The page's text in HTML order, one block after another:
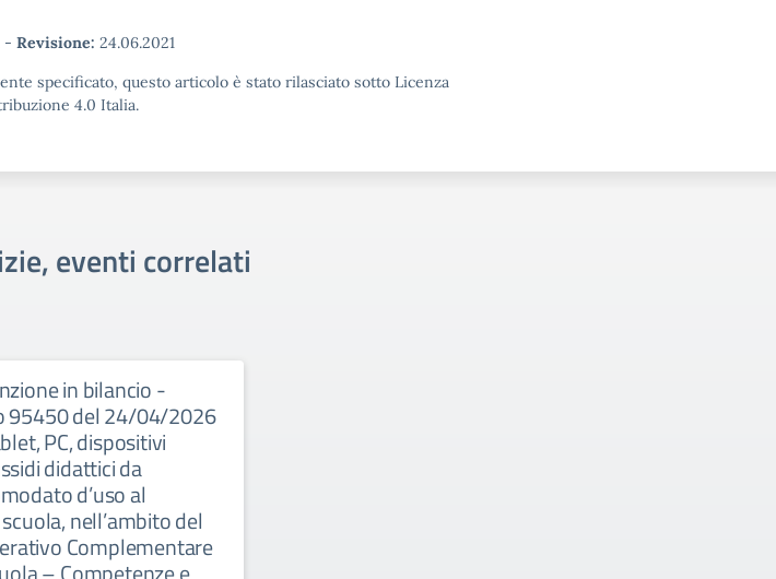
- Revisione: 24.06.2021
specificato, questo articolo è stato rilasciato sotto Licenza
4.0 Italia.
eventi correlati
in bilancio -
95450 del 24/04/2026
PC, dispositivi
didattici da
d’uso al
nell’ambito del
Complementare